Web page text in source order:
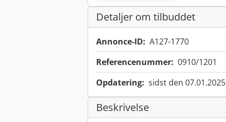
Detaljer om tilbuddet
Annonce-ID: A127-1770
Referencenummer: 0910/1201
Opdatering: sidst den 07.01.2025
Beskrivelse